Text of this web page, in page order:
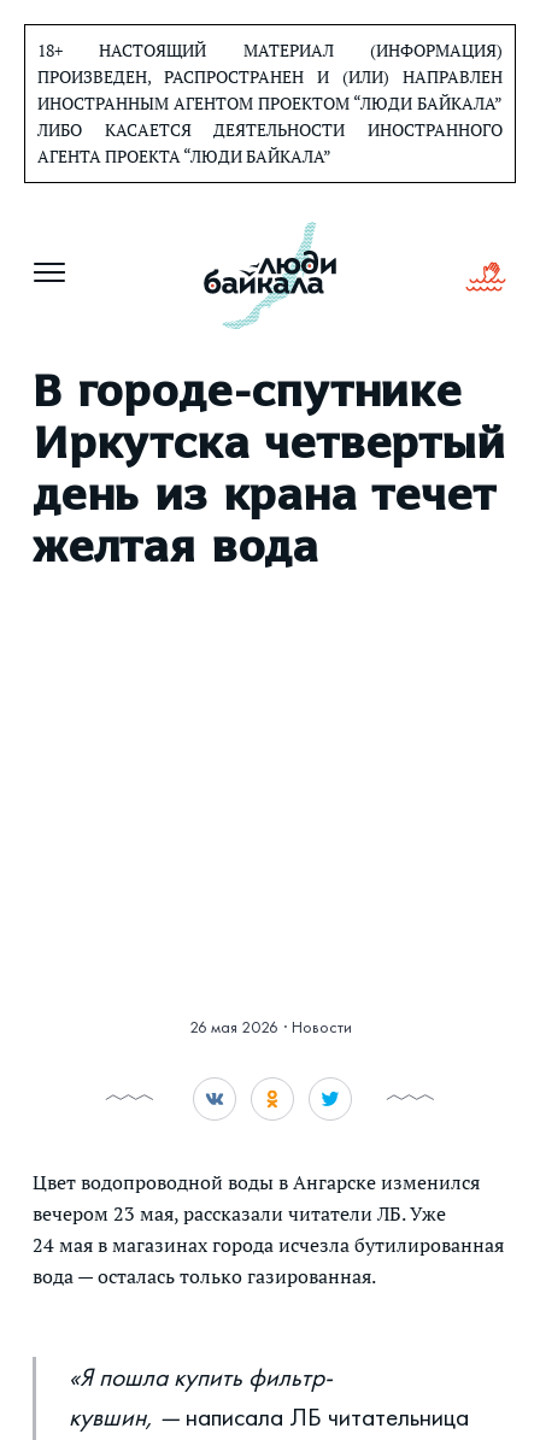
содержанию
18+ НАСТОЯЩИЙ МАТЕРИАЛ (ИНФОРМАЦИЯ)
ПРОИЗВЕДЕН, РАСПРОСТРАНЕН И (ИЛИ) НАПРАВЛЕН
ИНОСТРАННЫМ АГЕНТОМ ПРОЕКТОМ “ЛЮДИ БАЙКАЛА”
ЛИБО КАСАЕТСЯ ДЕЯТЕЛЬНОСТИ ИНОСТРАННОГО
АГЕНТА ПРОЕКТА “ЛЮДИ БАЙКАЛА”
В городе-спутнике
Иркутска четвертый
день из крана течет
желтая вода
26 мая 2026 · Новости
Цвет водопроводной воды в Ангарске изменился
вечером 23 мая, рассказали читатели ЛБ. Уже
24 мая в магазинах города исчезла бутилированная
вода — осталась только газированная.
«Я пошла купить фильтр-
кувшин, — написала ЛБ читательница